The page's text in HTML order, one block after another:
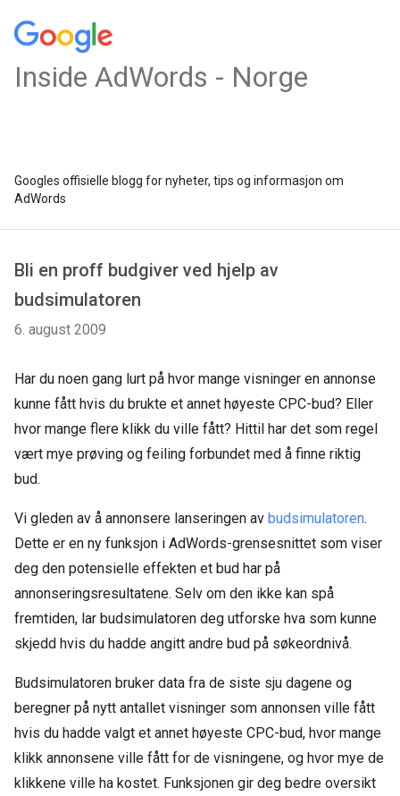
Inside AdWords - Norge
Googles offisielle blogg for nyheter, tips og informasjon om
AdWords
Bli en proff budgiver ved hjelp av
budsimulatoren
6. august 2009
Har du noen gang lurt på hvor mange visninger en annonse
kunne fått hvis du brukte et annet høyeste CPC-bud? Eller
hvor mange flere klikk du ville fått? Hittil har det som regel
vært mye prøving og feiling forbundet med å finne riktig
bud.
Vi gleden av å annonsere lanseringen av budsimulatoren.
Dette er en ny funksjon i AdWords-grensesnittet som viser
deg den potensielle effekten et bud har på
annonseringsresultatene. Selv om den ikke kan spå
fremtiden, lar budsimulatoren deg utforske hva som kunne
skjedd hvis du hadde angitt andre bud på søkeordnivå.
Budsimulatoren bruker data fra de siste sju dagene og
beregner på nytt antallet visninger som annonsen ville fått
hvis du hadde valgt et annet høyeste CPC-bud, hvor mange
klikk annonsene ville fått for de visningene, og hvor mye de
klikkene ville ha kostet. Funksjonen gir deg bedre oversikt